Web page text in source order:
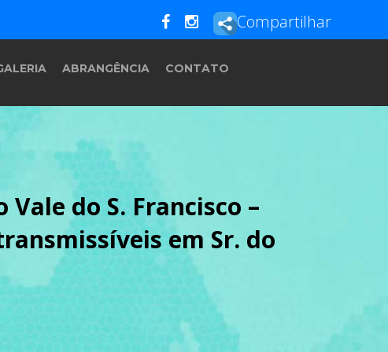
Compartilhar
ABRANGÊNCIA CONTATO
do S. Francisco –
em Sr. do